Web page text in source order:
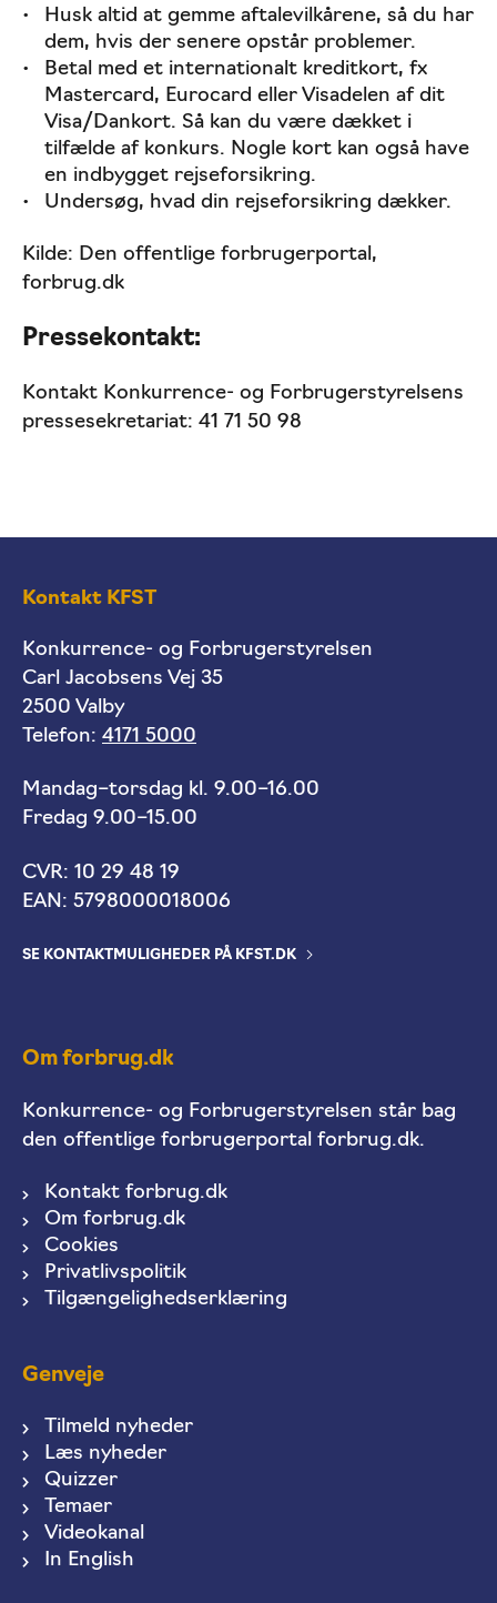
Husk altid at gemme aftalevilkårene, så du har
dem, hvis der senere opstår problemer.
Betal med et internationalt kreditkort, fx
Mastercard, Eurocard eller Visadelen af dit
Visa/Dankort. Så kan du være dækket i
tilfælde af konkurs. Nogle kort kan også have
en indbygget rejseforsikring.
Undersøg, hvad din rejseforsikring dækker.
Kilde: Den offentlige forbrugerportal,
forbrug.dk
Pressekontakt:
Kontakt Konkurrence- og Forbrugerstyrelsens
pressesekretariat: 41 71 50 98
Kontakt KFST
Konkurrence- og Forbrugerstyrelsen
Carl Jacobsens Vej 35
2500 Valby
Telefon: 4171 5000
Mandag–torsdag kl. 9.00–16.00
Fredag 9.00–15.00
CVR: 10 29 48 19
EAN: 5798000018006
SE KONTAKTMULIGHEDER PÅ KFST.DK
Om forbrug.dk
Konkurrence- og Forbrugerstyrelsen står bag
den offentlige forbrugerportal forbrug.dk.
Kontakt forbrug.dk
Om forbrug.dk
Cookies
Privatlivspolitik
Tilgængelighedserklæring
Genveje
Tilmeld nyheder
Læs nyheder
Quizzer
Temaer
Videokanal
In English